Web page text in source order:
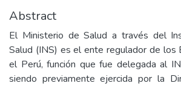
Abstract
El Ministerio de Salud a través del
Salud (INS) es el ente regulador de los
el Perú, función que fue delegada al
siendo previamente ejercida por la